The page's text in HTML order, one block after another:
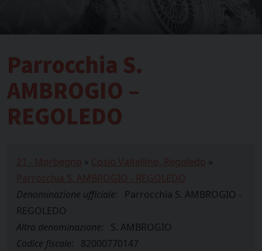
Parrocchia S.
AMBROGIO –
REGOLEDO
21 - Morbegno » Cosio Valtellino, Regoledo »
Parrocchia S. AMBROGIO - REGOLEDO
Denominazione ufficiale:
Parrocchia S. AMBROGIO -
REGOLEDO
Altra denominazione:
S. AMBROGIO
Codice fiscale:
82000770147